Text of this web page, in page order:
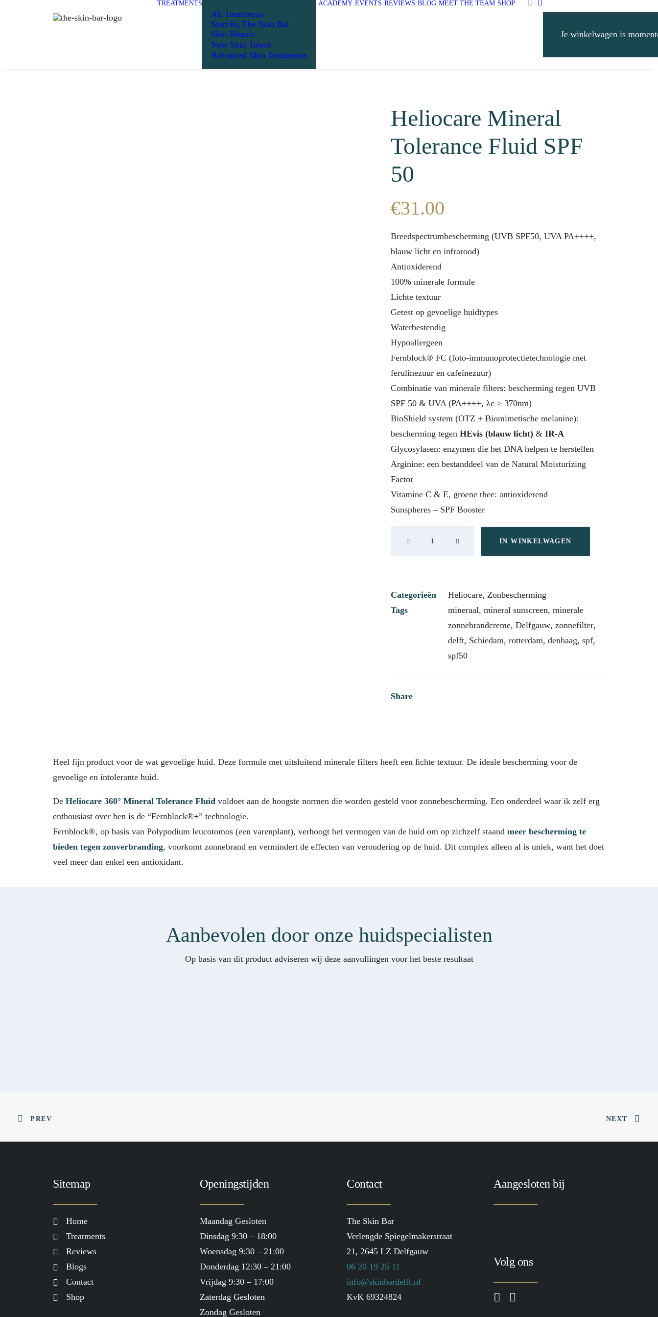
TREATMENTS
All Treatments
Start bij The Skin Bar
Skin Rituals
New Skin Talent
Advanced Skin Treatments
ACADEMY EVENTS REVIEWS BLOG MEET THE TEAM SHOP
Je winkelwagen is
Heliocare Mineral
Tolerance Fluid SPF
50
€31.00
Breedspectrumbescherming (UVB SPF50, UVA PA++++,
blauw licht en infrarood)
Antioxiderend
100% minerale formule
Lichte textuur
Getest op gevoelige huidtypes
Waterbestendig
Hypoallergeen
Fernblock® FC (foto-immunoprotectietechnologie met
ferulinezuur en cafeïnezuur)
Combinatie van minerale filters: bescherming tegen UVB
SPF 50 & UVA (PA++++, λc ≥ 370nm)
BioShield system (OTZ + Biomimetische melanine):
bescherming tegen HEvis (blauw licht) & IR-A
Glycosylasen: enzymen die het DNA helpen te herstellen
Arginine: een bestanddeel van de Natural Moisturizing
Factor
Vitamine C & E, groene thee: antioxiderend
Sunspheres – SPF Booster
Mineral
50
IN WINKELWAGEN
Categorieën Heliocare, Zonbescherming
Tags
mineraal, mineral sunscreen, minerale
zonnebrandcreme, Delfgauw, zonnefilter,
delft, Schiedam, rotterdam, denhaag, spf,
spf50
Share
Heel fijn product voor de wat gevoelige huid. Deze formule met uitsluitend minerale filters heeft een lichte textuur. De ideale bescherming voor de
gevoelige en intolerante huid.
De Heliocare 360° Mineral Tolerance Fluid voldoet aan de hoogste normen die worden gesteld voor zonnebescherming. Een onderdeel waar ik zelf erg
enthousiast over ben is de “Fernblock®+” technologie.
Fernblock®, op basis van Polypodium leucotomos (een varenplant), verhoogt het vermogen van de huid om op zichzelf staand meer bescherming te
bieden tegen zonverbranding, voorkomt zonnebrand en vermindert de effecten van veroudering op de huid. Dit complex alleen al is uniek, want het doet
veel meer dan enkel een antioxidant.
Aanbevolen door onze huidspecialisten
Op basis van dit product adviseren wij deze aanvullingen voor het beste resultaat
PREV NEXT
Sitemap
Home
Treatments
Reviews
Blogs
Contact
Shop
Openingstijden
Maandag Gesloten
Dinsdag 9:30 – 18:00
Woensdag 9:30 – 21:00
Donderdag 12:30 – 21:00
Vrijdag 9:30 – 17:00
Zaterdag Gesloten
Zondag Gesloten
Contact
The Skin Bar
Verlengde Spiegelmakerstraat
21, 2645 LZ Delfgauw
06 20 19 25 11
info@skinbardelft.nl
KvK 69324824
Aangesloten bij
Volg ons